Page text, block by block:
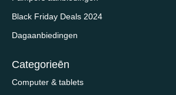
Black Friday Deals 2024
Dagaanbiedingen
Categorieēn
Computer & tablets